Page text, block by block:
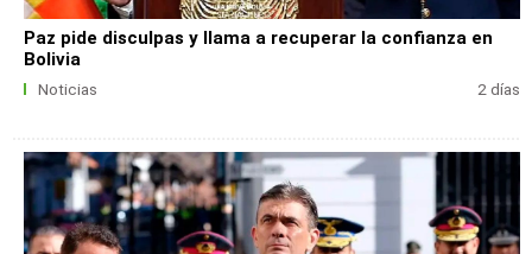
Paz pide disculpas y llama a recuperar la confianza en
Bolivia
Noticias 2 días